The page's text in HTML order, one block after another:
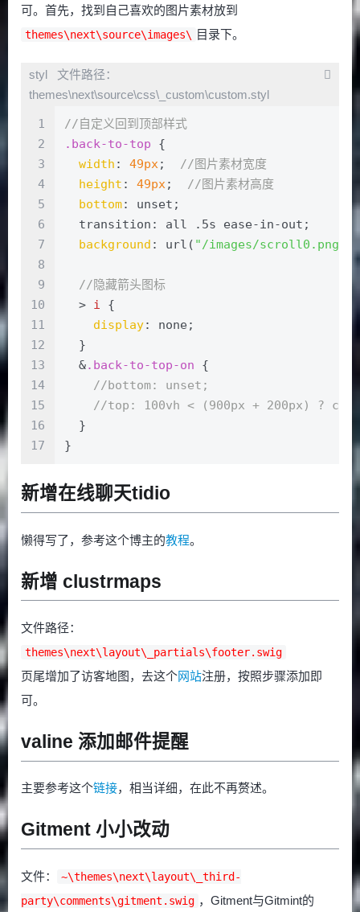
可。首先，找到自己喜欢的图片素材放到
themes\next\source\images\ 目录下。
文件路径：
themes\next\source\css\_custom\custom.styl
1
2
3
4
5
6
7
8
9
10
11
12
13
14
15
16
17
//自定义回到顶部样式
.back-to-top {
width : 49px; //图片素材宽度
height : 49px; //图片素材高度
bottom: unset;
  transition: all .5s ease-in-out;
background : url( "/images/scroll0.png"
//隐藏箭头图标
  >
i {
display: none;
  }
  &
.back-to-top-on {
//bottom: unset;
//top: 100vh < (900px + 200px) ?
  }
}
新增在线聊天tidio
懒得写了，参考这个博主的教程。
新增 clustrmaps
文件路径：
themes\next\layout\_partials\footer.swig
页尾增加了访客地图，去这个网站注册，按照步骤添加即
可。
valine 添加邮件提醒
主要参考这个链接，相当详细，在此不再赘述。
Gitment 小小改动
文件：
~\themes\next\layout\_third-
party\comments\gitment.swig ，Gitment与Gitmint的